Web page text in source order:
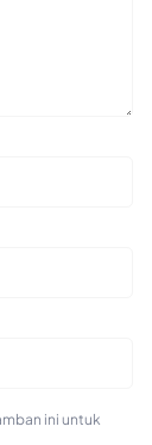
ini untuk